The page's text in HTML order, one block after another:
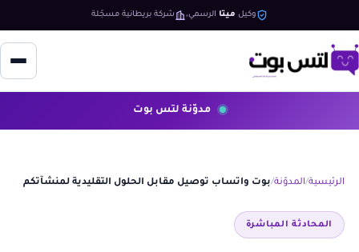
وكيل ميتا الرسمي شركة بريطانية مسجّلة
مدوّنة لتس بوت
الرئيسية المدوّنة بوت واتساب توصيل مقابل الحلول التقليدية لمنشآتكم
المحادثة المباشرة